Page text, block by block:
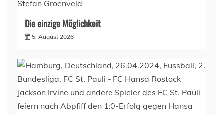
Die einzige Möglichkeit
5. August 2026